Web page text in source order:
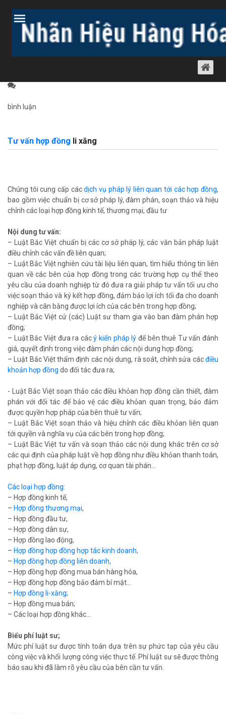
DỊCH VỤ SOẠN THẢO HỢP ĐỒNG LI XĂNG
bình luận
Tư vấn hợp đồng li xăng
Chúng tôi cung cấp cácdịch vụ pháp lý liên quan tới các hợp đồng,
bao gồm việc chuẩn bị cơ sở pháp lý, đàm phán, soạn thảo và hiệu
chỉnh các loại hợp đồng kinh tế, thương mại, đầu tư
Nội dung tư vấn:
– Luật Bắc Việt chuẩn bị các cơ sở pháp lý, các văn bản pháp luật
điều chỉnh các vấn đề liên quan;
– Luật Bắc Việt nghiên cứu tài liệu liên quan, tìm hiểu thông tin liên
quan về các bên của hợp đồng trong các trường hợp cụ thể theo
yêu cầu của doanh nghiệp từ đó đưa ra giải pháp tư vấn tối ưu cho
việc soạn thảo và ký kết hợp đồng, đảm bảo lợi ích tối đa cho doanh
nghiệp và cân bằng được lợi ích của các bên trong hợp đồng;
– Luật Bắc Việt cử (các) Luật sư tham gia vào ban đàm phán hợp
đồng;
– Luật Bắc Việt đưa ra cácý kiến pháp lý để bên thuê Tư vấn đánh
giá, quyết định trong việc đàm phán các nội dung hợp đồng;
– Luật Bắc Việt thẩm định các nội dung, rà soát, chỉnh sửa cácđiều
khoản hợp đồng do đối tác đưa ra;
- Luật Bắc Việt soạn thảo các điều khỏan hợp đồng cần thiết, đàm
phán với đối tác để bảo vệ các điều khỏan quan trọng, bảo đảm
được quyền hợp pháp của bên thuê tư vấn;
– Luật Bắc Việt soạn thảo và hiệu chỉnh các điều khỏan liên quan
tới quyền và nghĩa vụ của các bên trong hợp đồng;
– Luật Bắc Việt tư vấn và soạn thảo các nội dung khác trên cơ sở
các qui định của pháp luật về hợp đồng như điều khỏan thanh toán,
phạt hợp đồng, luật áp dụng, cơ quan tài phán…
Các loại hợp đồng:
– Hợp đồng kinh tế,
– Hợp đồng thương mại,
– Hợp đồng đầu tư,
– Hợp đồng dân sự,
– Hợp đồng lao động,
– Hợp đồng hợp đồng hợp tác kinh doanh,
– Hợp đồng hợp đồng liên doanh,
– Hợp đồng hợp đồng mua bán hàng hóa,
– Hợp đồng hợp đồng bảo đảm bí mật…
– Hợp đồng li-xăng;
– Hợp đồng mua bán;
– Các loại hợp đồng khác…
Biểu phí luật sư;
Mức phí luật sư được tính toán dựa trên sự phức tạp của yêu cầu
công việc và khối lượng công việc thực tế. Phí luật sư sẽ được thông
báo sau khi đã làm rõ yêu cầu của bên cần tư vấn.